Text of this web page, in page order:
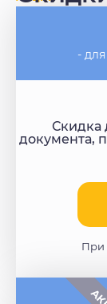
-
Скидка
документа,
При